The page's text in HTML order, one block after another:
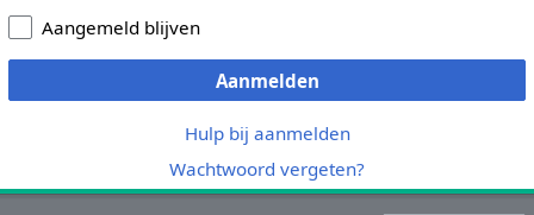
Aangemeld blijven
Aanmelden
Hulp bij aanmelden
Wachtwoord vergeten?